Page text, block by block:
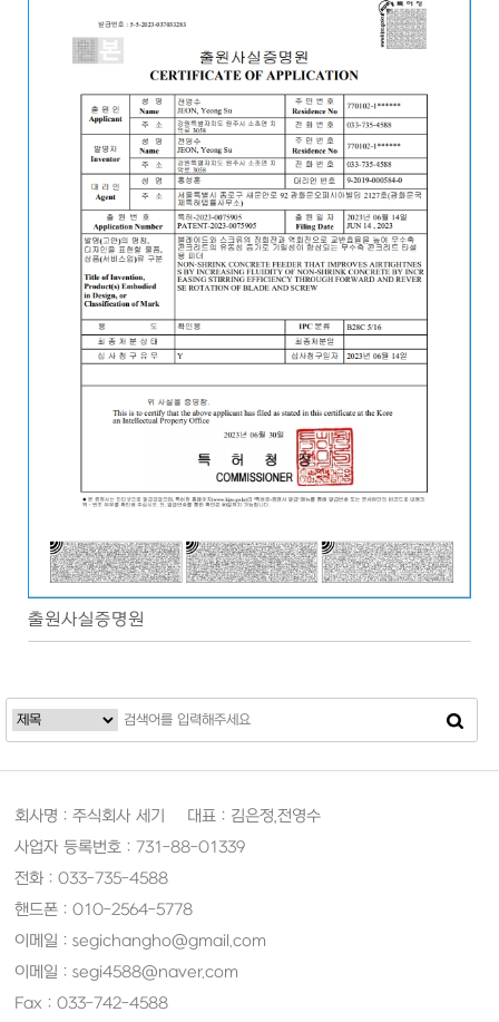
출원사실증명원
회사명 : 주식회사 세기 대표 : 김은정,전영수
사업자 등록번호 : 731-88-01339
전화 : 033-735-4588
핸드폰 : 010-2564-5778
이메일 : segichangho@gmail.com
이메일 : segi4588@naver.com
Fax : 033-742-4588